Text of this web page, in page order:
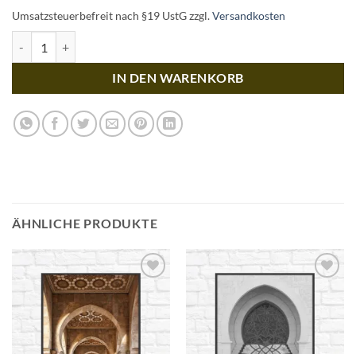
Umsatzsteuerbefreit nach §19 UstGzzgl.Versandkosten
IN DEN WARENKORB
ÄHNLICHE PRODUKTE
Add to
Wishlist